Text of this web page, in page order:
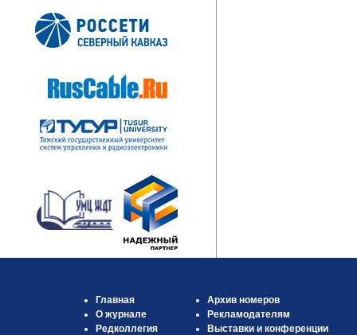
Главная
О журнале
Редколлегия
Архив номеров
Рекламодателям
Выставки и конференции